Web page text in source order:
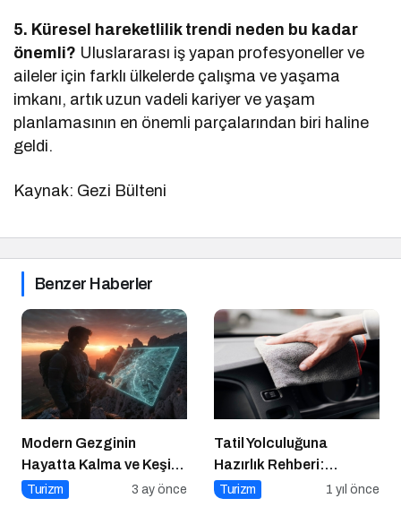
5. Küresel hareketlilik trendi neden bu kadar
önemli? Uluslararası iş yapan profesyoneller ve
aileler için farklı ülkelerde çalışma ve yaşama
imkanı, artık uzun vadeli kariyer ve yaşam
planlamasının en önemli parçalarından biri haline
geldi.
Kaynak: Gezi Bülteni
Benzer Haberler
Modern Gezginin
Hayatta Kalma ve Keşif
Rehberi
Turizm 3 ay önce
Tatil Yolculuğuna
Hazırlık Rehberi:
Aracınız İçin Almanız
Turizm 1 yıl önce